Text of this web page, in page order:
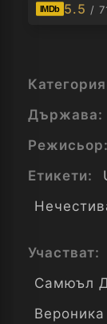
IMDb 5.5 /
Държава:
Режисьор:
Етикети:
Участват:
Самюъл